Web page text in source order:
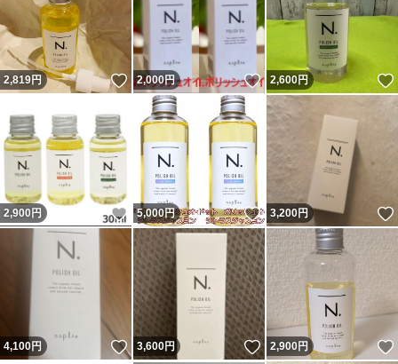
2,819円 いいね！
2,000円 いいね！
2,600円
2,900 円 いいね！
5,000円 いいね！
3,200円
4,100円 いいね！
3,600円 いいね！
2,900円